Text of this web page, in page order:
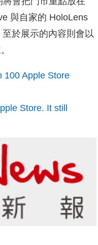
與自家的 HoloLens
於展示的內容則會以
100 Apple Store
Store. It still